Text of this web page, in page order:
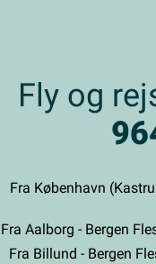
Fly og
Fra København
Fra Aalborg - Bergen
Fra Billund - Bergen